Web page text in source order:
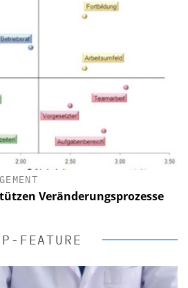
Veränderungsprozesse
FEATURE